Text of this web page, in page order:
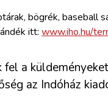
bögrék, baseball
itt: www.iho.hu/
a
az Indóház